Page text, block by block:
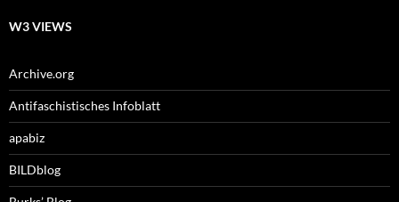
W3 VIEWS
Archive.org
Antifaschistisches Infoblatt
apabiz
BILDblog